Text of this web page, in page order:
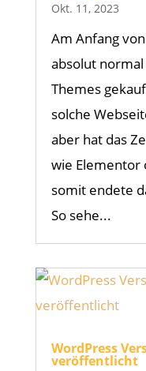
Okt. 11, 2023
Am Anfang
absolut
Themes
solche
aber hat das
wie Elementor
somit endete
So sehe...
WordPress
veröffentlicht